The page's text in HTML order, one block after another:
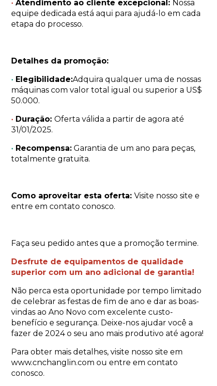
· Atendimento ao cliente excepcional: Nossa
equipe dedicada está aqui para ajudá-lo em cada
etapa do processo.
Detalhes da promoção:
· Elegibilidade:Adquira qualquer uma de nossas
máquinas com valor total igual ou superior a US$
50.000.
· Duração: Oferta válida a partir de agora até
31/01/2025.
· Recompensa:Garantia de um ano para peças,
totalmente gratuita.
Como aproveitar esta oferta: Visite nosso site e
entre em contato conosco.
Faça seu pedido antes que a promoção termine.
Desfrute de equipamentos de qualidade
superior com um ano adicional de garantia!
Não perca esta oportunidade por tempo limitado
de celebrar as festas de fim de ano e dar as boas-
vindas ao Ano Novo com excelente custo-
benefício e segurança. Deixe-nos ajudar você a
fazer de 2024 o seu ano mais produtivo até agora!
Para obter mais detalhes, visite nosso site em
www.cnchanglin.com ou entre em contato
conosco.